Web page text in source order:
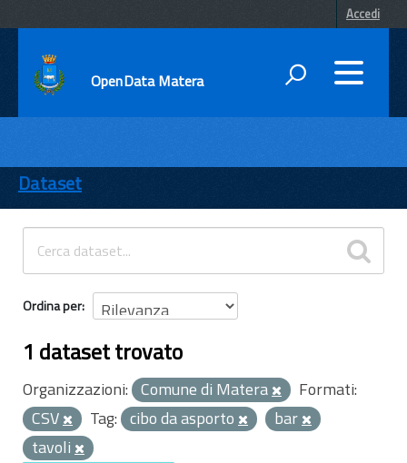
Accedi
OpenData Matera
ENTI
TEMI
INFORMAZIONI
Dataset
Ordina per
1 dataset trovato
Organizzazioni: Comune di Matera
Formati:
CSV
Tag: cibo da asporto
bar
tavoli